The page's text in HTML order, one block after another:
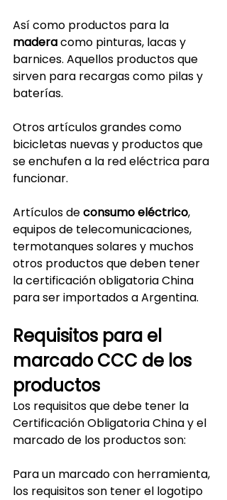
Así como productos para la
madera como pinturas, lacas y
barnices. Aquellos productos que
sirven para recargas como pilas y
baterías.
Otros artículos grandes como
bicicletas nuevas y productos que
se enchufen a la red eléctrica para
funcionar.
Artículos de consumo eléctrico,
equipos de telecomunicaciones,
termotanques solares y muchos
otros productos que deben tener
la certificación obligatoria China
para ser importados a Argentina.
Requisitos para el
marcado CCC de los
productos
Los requisitos que debe tener la
Certificación Obligatoria China y el
marcado de los productos son:
Para un marcado con herramienta,
los requisitos son tener el logotipo